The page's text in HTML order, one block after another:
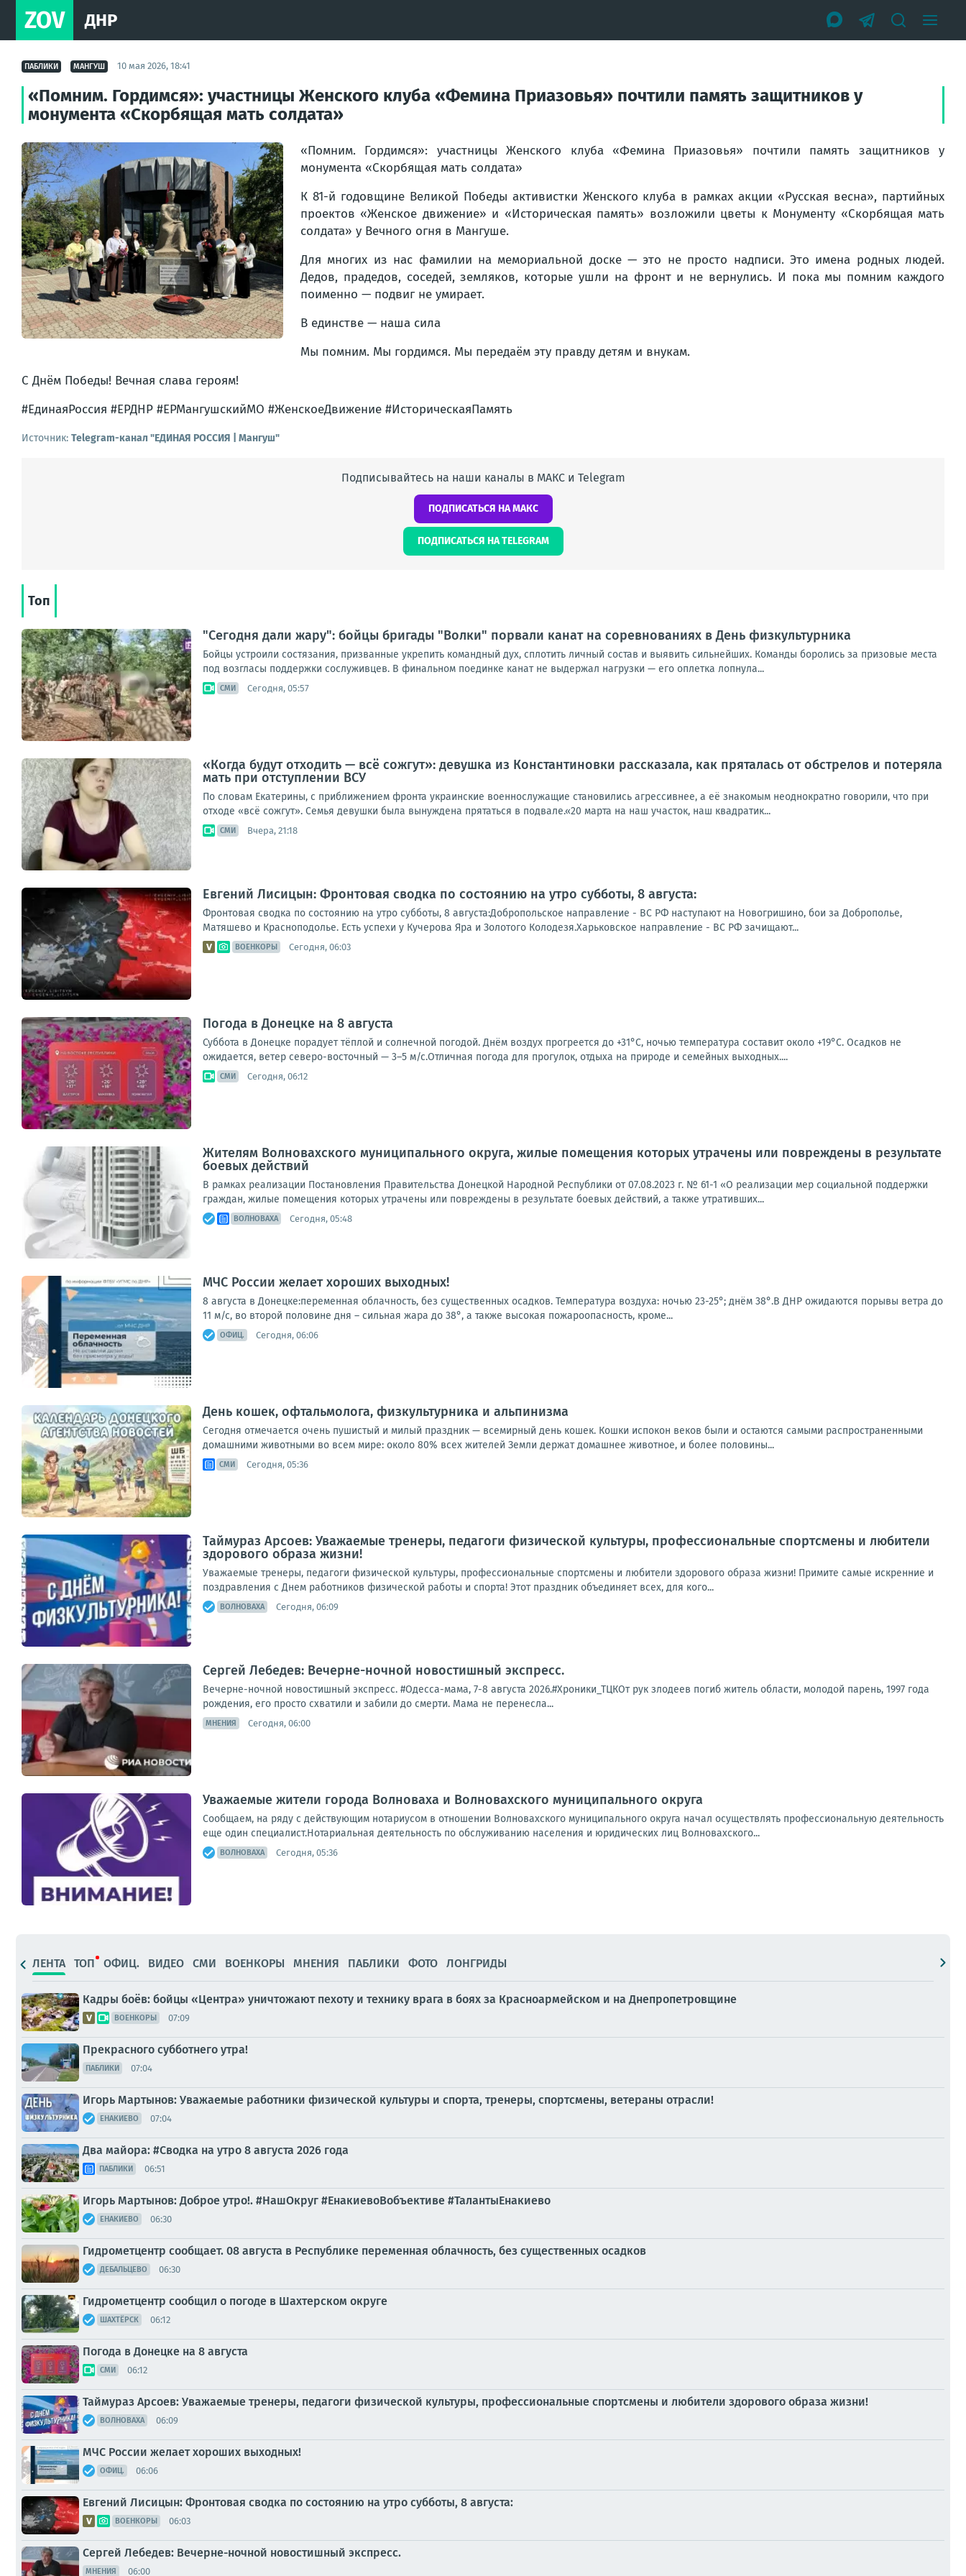
ZOV ДНР
ПАБЛИКИ МАНГУШ 10 мая 2026, 18:41
«Помним. Гордимся»: участницы Женского клуба «Фемина Приазовья» почтили память защитников у
монумента «Скорбящая мать солдата»
«Помним. Гордимся»: участницы Женского клуба «Фемина Приазовья» почтили память защитников у
монумента «Скорбящая мать солдата»
К 81-й годовщине Великой Победы активистки Женского клуба в рамках акции «Русская весна», партийных
проектов «Женское движение» и «Историческая память» возложили цветы к Монументу «Скорбящая мать
солдата» у Вечного огня в Мангуше.
Для многих из нас фамилии на мемориальной доске — это не просто надписи. Это имена родных людей.
Дедов, прадедов, соседей, земляков, которые ушли на фронт и не вернулись. И пока мы помним каждого
поименно — подвиг не умирает.
В единстве — наша сила
Мы помним. Мы гордимся. Мы передаём эту правду детям и внукам.
С Днём Победы! Вечная слава героям!
#ЕдинаяРоссия #ЕРДНР #ЕРМангушскийМО #ЖенскоеДвижение #ИсторическаяПамять
Источник: Telegram-канал "ЕДИНАЯ РОССИЯ | Мангуш"
Подписывайтесь на наши каналы в МАКС и Telegram
ПОДПИСАТЬСЯ НА МАКС
ПОДПИСАТЬСЯ НА TELEGRAM
Топ
"Сегодня дали жару": бойцы бригады "Волки" порвали канат на соревнованиях в День физкультурника
Бойцы устроили состязания, призванные укрепить командный дух, сплотить личный состав и выявить сильнейших. Команды боролись за призовые места
под возгласы поддержки сослуживцев. В финальном поединке канат не выдержал нагрузки — его оплетка лопнула...
СМИ Сегодня, 05:57
«Когда будут отходить — всё сожгут»: девушка из Константиновки рассказала, как пряталась от обстрелов и потеряла
мать при отступлении ВСУ
По словам Екатерины, с приближением фронта украинские военнослужащие становились агрессивнее, а её знакомым неоднократно говорили, что при
отходе «всё сожгут». Семья девушки была вынуждена прятаться в подвале.«20 марта на наш участок, наш квадратик...
СМИ Вчера, 21:18
Евгений Лисицын: Фронтовая сводка по состоянию на утро субботы, 8 августа:
Фронтовая сводка по состоянию на утро субботы, 8 августа:Добропольское направление - ВС РФ наступают на Новогришино, бои за Доброполье,
Матяшево и Красноподолье. Есть успехи у Кучерова Яра и Золотого Колодезя.Харьковское направление - ВС РФ зачищают...
ВОЕНКОРЫ Сегодня, 06:03
Погода в Донецке на 8 августа
Суббота в Донецке порадует тёплой и солнечной погодой. Днём воздух прогреется до +31°C, ночью температура составит около +19°C. Осадков не
ожидается, ветер северо-восточный — 3–5 м/с.Отличная погода для прогулок, отдыха на природе и семейных выходных....
СМИ Сегодня, 06:12
Жителям Волновахского муниципального округа, жилые помещения которых утрачены или повреждены в результате
боевых действий
В рамках реализации Постановления Правительства Донецкой Народной Республики от 07.08.2023 г. № 61-1 «О реализации мер социальной поддержки
граждан, жилые помещения которых утрачены или повреждены в результате боевых действий, а также утративших...
ВОЛНОВАХА Сегодня, 05:48
МЧС России желает хороших выходных!
8 августа в Донецке:переменная облачность, без существенных осадков. Температура воздуха: ночью 23-25°; днём 38°.В ДНР ожидаются порывы ветра до
11 м/с, во второй половине дня – сильная жара до 38°, а также высокая пожароопасность, кроме...
ОФИЦ. Сегодня, 06:06
День кошек, офтальмолога, физкультурника и альпинизма
Сегодня отмечается очень пушистый и милый праздник — всемирный день кошек. Кошки испокон веков были и остаются самыми распространенными
домашними животными во всем мире: около 80% всех жителей Земли держат домашнее животное, и более половины...
СМИ Сегодня, 05:36
Таймураз Арсоев: Уважаемые тренеры, педагоги физической культуры, профессиональные спортсмены и любители
здорового образа жизни!
Уважаемые тренеры, педагоги физической культуры, профессиональные спортсмены и любители здорового образа жизни! Примите самые искренние и
поздравления с Днем работников физической работы и спорта! Этот праздник объединяет всех, для кого...
ВОЛНОВАХА Сегодня, 06:09
Сергей Лебедев: Вечерне-ночной новостишный экспресс.
Вечерне-ночной новостишный экспресс. #Одесса-мама, 7-8 августа 2026.#Хроники_ТЦКОт рук злодеев погиб житель области, молодой парень, 1997 года
рождения, его просто схватили и забили до смерти. Мама не перенесла...
МНЕНИЯ Сегодня, 06:00
Уважаемые жители города Волноваха и Волновахского муниципального округа
Сообщаем, на ряду с действующим нотариусом в отношении Волновахского муниципального округа начал осуществлять профессиональную деятельность
еще один специалист.Нотариальная деятельность по обслуживанию населения и юридических лиц Волновахского...
ВОЛНОВАХА Сегодня, 05:36
ЛЕНТА ТОП ОФИЦ. ВИДЕО СМИ ВОЕНКОРЫ МНЕНИЯ ПАБЛИКИ ФОТО ЛОНГРИДЫ
Кадры боёв: бойцы «Центра» уничтожают пехоту и технику врага в боях за Красноармейском и на Днепропетровщине
ВОЕНКОРЫ 07:09
Прекрасного субботнего утра!
ПАБЛИКИ 07:04
Игорь Мартынов: Уважаемые работники физической культуры и спорта, тренеры, спортсмены, ветераны отрасли!
ЕНАКИЕВО 07:04
Два майора: #Сводка на утро 8 августа 2026 года
ПАБЛИКИ 06:51
Игорь Мартынов: Доброе утро!. #НашОкруг #ЕнакиевоВобъективе #ТалантыЕнакиево
ЕНАКИЕВО 06:30
Гидрометцентр сообщает. 08 августа в Республике переменная облачность, без существенных осадков
ДЕБАЛЬЦЕВО 06:30
Гидрометцентр сообщил о погоде в Шахтерском округе
ШАХТЁРСК 06:12
Погода в Донецке на 8 августа
СМИ 06:12
Таймураз Арсоев: Уважаемые тренеры, педагоги физической культуры, профессиональные спортсмены и любители здорового образа жизни!
ВОЛНОВАХА 06:09
МЧС России желает хороших выходных!
ОФИЦ. 06:06
Евгений Лисицын: Фронтовая сводка по состоянию на утро субботы, 8 августа:
ВОЕНКОРЫ 06:03
Сергей Лебедев: Вечерне-ночной новостишный экспресс.
МНЕНИЯ 06:00